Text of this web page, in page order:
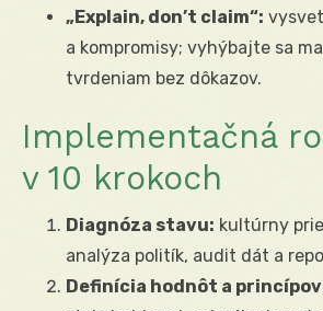
„Explain, don’t claim“:
a kompromisy; vyhýbajte sa
tvrdeniam bez dôkazov.
Implementačná
v 10 krokoch
Diagnóza stavu: kultúrny
analýza politík, audit dát a
Definícia hodnôt a